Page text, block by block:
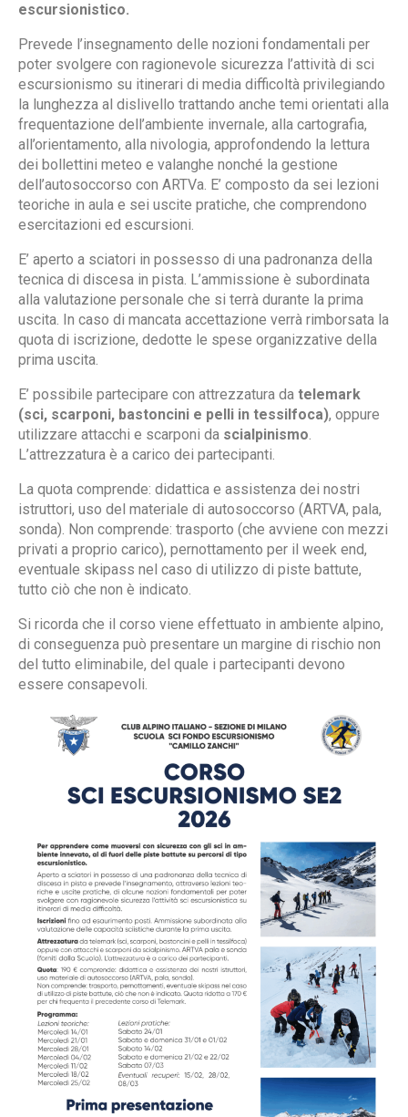
escursionistico.
Prevede l’insegnamento delle nozioni fondamentali per
poter svolgere con ragionevole sicurezza l’attività di sci
escursionismo su itinerari di media difficoltà privilegiando
la lunghezza al dislivello trattando anche temi orientati alla
frequentazione dell’ambiente invernale, alla cartografia,
all’orientamento, alla nivologia, approfondendo la lettura
dei bollettini meteo e valanghe nonché la gestione
dell’autosoccorso con ARTVa. E’ composto da sei lezioni
teoriche in aula e sei uscite pratiche, che comprendono
esercitazioni ed escursioni.
E’ aperto a sciatori in possesso di una padronanza della
tecnica di discesa in pista. L’ammissione è subordinata
alla valutazione personale che si terrà durante la prima
uscita. In caso di mancata accettazione verrà rimborsata la
quota di iscrizione, dedotte le spese organizzative della
prima uscita.
E’ possibile partecipare con attrezzatura da telemark
(sci, scarponi, bastoncini e pelli in tessilfoca), oppure
utilizzare attacchi e scarponi da scialpinismo.
L’attrezzatura è a carico dei partecipanti.
La quota comprende: didattica e assistenza dei nostri
istruttori, uso del materiale di autosoccorso (ARTVA, pala,
sonda). Non comprende: trasporto (che avviene con mezzi
privati a proprio carico), pernottamento per il week end,
eventuale skipass nel caso di utilizzo di piste battute,
tutto ciò che non è indicato.
Si ricorda che il corso viene effettuato in ambiente alpino,
di conseguenza può presentare un margine di rischio non
del tutto eliminabile, del quale i partecipanti devono
essere consapevoli.